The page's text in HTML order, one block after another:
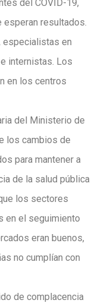
del COVID-19,
resultados.
especialistas en
internistas. Los
en los centros
del Ministerio de
los cambios de
para mantener a
de la salud pública
los sectores
en el seguimiento
eran buenos,
no cumplían con
de complacencia